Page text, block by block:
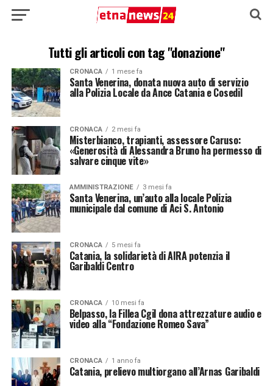
Tutti gli articoli con tag "donazione"
CRONACA 1 mese fa
Santa Venerina, donata nuova auto di servizio
alla Polizia Locale da Ance Catania e Cosedil
CRONACA 2 mesi fa
Misterbianco, trapianti, assessore Caruso:
«Generosità di Alessandra Bruno ha permesso di
salvare cinque vite»
AMMINISTRAZIONE 3 mesi fa
Santa Venerina, un’auto alla locale Polizia
municipale dal comune di Aci S. Antonio
CRONACA 5 mesi fa
Catania, la solidarietà di AIRA potenzia il
Garibaldi Centro
CRONACA 10 mesi fa
Belpasso, la Fillea Cgil dona attrezzature audio e
video alla “Fondazione Romeo Sava”
CRONACA 1 anno fa
Catania, prelievo multiorgano all’Arnas Garibaldi